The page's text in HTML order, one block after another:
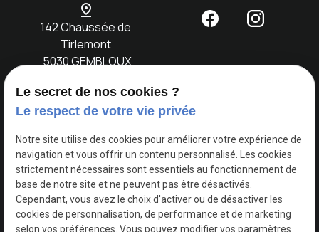
pin_drop
142 Chaussée de
Tirlemont
5030 GEMBLOUX
Accueil
Notre LocationEvènements
Mentions légales
Politique de
confidentialité
TVA
Intracommunautaire :
BE0749730618
Le secret de nos cookies ?
Le respect de votre vie privée
Notre site utilise des cookies pour améliorer votre expérience de
navigation et vous offrir un contenu personnalisé. Les cookies
strictement nécessaires sont essentiels au fonctionnement de
base de notre site et ne peuvent pas être désactivés.
Cependant, vous avez le choix d'activer ou de désactiver les
cookies de personnalisation, de performance et de marketing
selon vos préférences. Vous pouvez modifier vos paramètres